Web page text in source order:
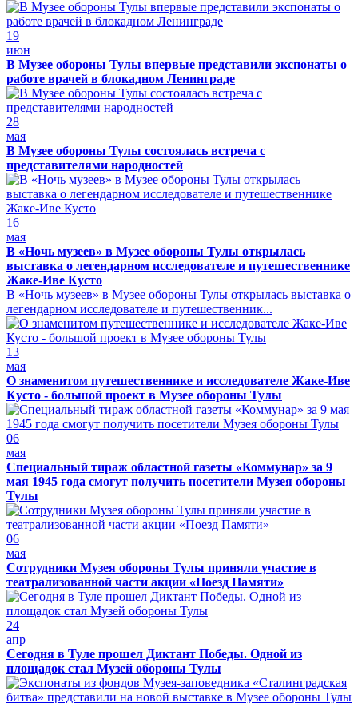
19
июн
В Музее обороны Тулы впервые представили экспонаты о
работе врачей в блокадном Ленинграде
28
мая
В Музее обороны Тулы состоялась встреча с
представителями народностей
16
мая
В «Ночь музеев» в Музее обороны Тулы открылась
выставка о легендарном исследователе и путешественнике
Жаке-Иве Кусто
В «Ночь музеев» в Музее обороны Тулы открылась выставка о
легендарном исследователе и путешественник...
13
мая
О знаменитом путешественнике и исследователе Жаке-Иве
Кусто - большой проект в Музее обороны Тулы
06
мая
Специальный тираж областной газеты «Коммунар» за 9
мая 1945 года смогут получить посетители Музея обороны
Тулы
06
мая
Сотрудники Музея обороны Тулы приняли участие в
театрализованной части акции «Поезд Памяти»
24
апр
Сегодня в Туле прошел Диктант Победы. Одной из
площадок стал Музей обороны Тулы